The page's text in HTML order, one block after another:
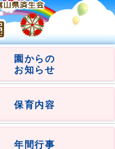
園からの
お知らせ
保育内容
年間行事